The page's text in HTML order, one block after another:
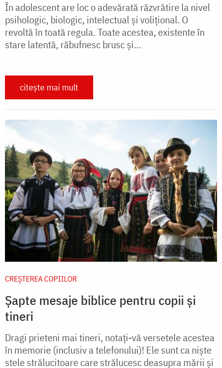
În adolescent are loc o adevărată răzvrătire la nivel
psihologic, biologic, intelectual şi voliţional. O
revoltă în toată regula. Toate acestea, existente în
stare latentă, răbufnesc brusc şi...
citește mai mult
CREŞTEREA COPIILOR
Șapte mesaje biblice pentru copii și
tineri
Dragi prieteni mai tineri, notaţi-vă versetele acestea
în memorie (inclusiv a telefonului)! Ele sunt ca nişte
stele strălucitoare care strălucesc deasupra mării şi